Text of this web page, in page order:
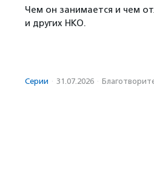
Чем он занимается и чем
и других НКО.
Серии · 31.07.2026 ·